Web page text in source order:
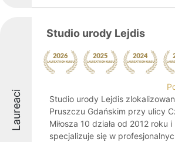
Laureaci
Studio urody Lejdis
Studio urody Lejdis
Pruszczu Gdańskim przy ulicy
Miłosza 10 działa od 2012 roku i
specjalizuje się w